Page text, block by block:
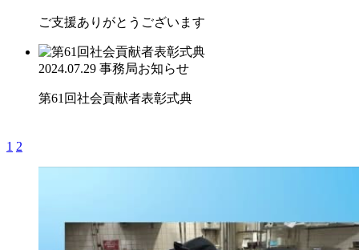
ご支援ありがとうございます
2024.07.29 事務局お知らせ
第61回社会貢献者表彰式典
1 2